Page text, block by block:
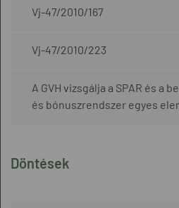
Döntések
Vj-47/2010/167
Vj-47/2010/223
A GVH vizsgálja a SPAR és a
és bónuszrendszer egyes